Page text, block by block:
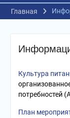
Главная
Культура
потребностей
План